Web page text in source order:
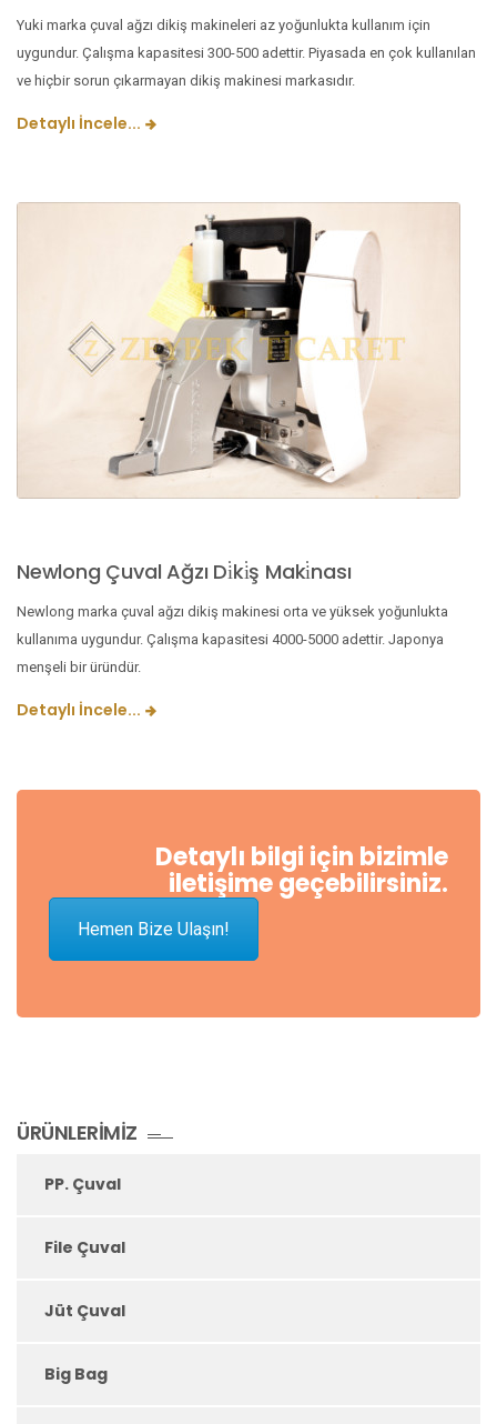
Yuki marka çuval ağzı dikiş makineleri az yoğunlukta kullanım için
uygundur. Çalışma kapasitesi 300-500 adettir. Piyasada en çok kullanılan
ve hiçbir sorun çıkarmayan dikiş makinesi markasıdır.
Detaylı İncele...
Newlong Çuval Ağzı Di̇ki̇ş Maki̇nası
Newlong marka çuval ağzı dikiş makinesi orta ve yüksek yoğunlukta
kullanıma uygundur. Çalışma kapasitesi 4000-5000 adettir. Japonya
menşeli bir üründür.
Detaylı İncele...
Detaylı bilgi için bizimle
iletişime geçebilirsiniz.
Hemen Bize Ulaşın!
ÜRÜNLERIMIZ
PP. Çuval
File Çuval
Jüt Çuval
Big Bag